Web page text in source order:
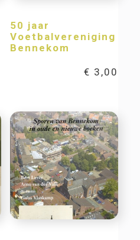
50 jaar
Voetbalvereniging
Bennekom
€ 3,00